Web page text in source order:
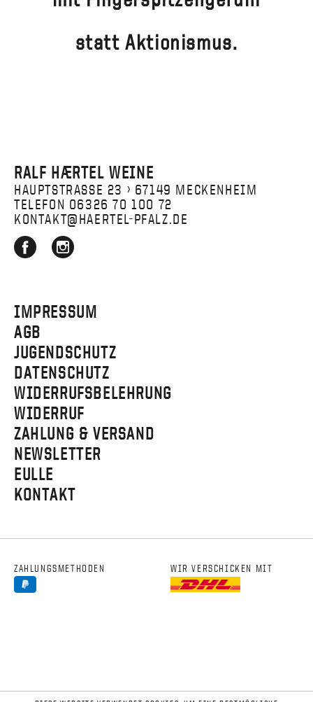
statt Aktionismus.
RALF HÆRTEL WEINE
HAUPTSTRASSE 23 › 67149 MECKENHEIM
TELEFON 06326 70 100 72
KONTAKT@HAERTEL-PFALZ.DE
IMPRESSUM
AGB
JUGENDSCHUTZ
DATENSCHUTZ
WIDERRUFSBELEHRUNG
WIDERRUF
ZAHLUNG & VERSAND
NEWSLETTER
EULLE
KONTAKT
ZAHLUNGSMETHODEN WIR VERSCHICKEN MIT